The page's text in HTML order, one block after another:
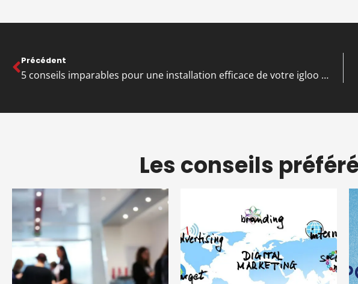
Précédent
5 conseils imparables pour une installation efficace de votre igloo gonflable événementiel
Les conseils